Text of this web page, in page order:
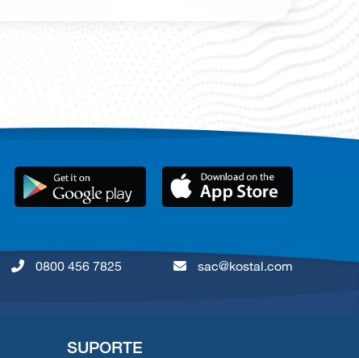
0800 456 7825 sac@kostal.com
SUPORTE